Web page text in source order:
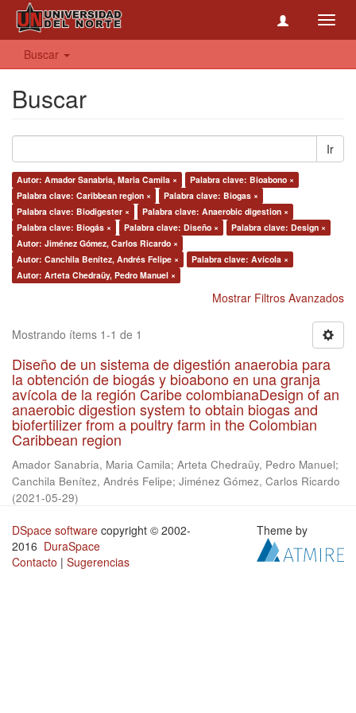
Buscar
Buscar
Ir
Autor: Amador Sanabria, Maria Camila ×
Palabra clave: Bioabono ×
Palabra clave: Caribbean region ×
Palabra clave: Biogas ×
Palabra clave: Biodigester ×
Palabra clave: Anaerobic digestion ×
Palabra clave: Biogás ×
Palabra clave: Diseño ×
Palabra clave: Design ×
Autor: Jiménez Gómez, Carlos Ricardo ×
Autor: Canchila Benítez, Andrés Felipe ×
Palabra clave: Avícola ×
Autor: Arteta Chedraüy, Pedro Manuel ×
Mostrar Filtros Avanzados
Mostrando ítems 1-1 de 1
Diseño de un sistema de digestión anaerobia para
la obtención de biogás y bioabono en una granja
avícola de la región Caribe colombianaDesign of an
anaerobic digestion system to obtain biogas and
biofertilizer from a poultry farm in the Colombian
Caribbean region
Amador Sanabria, Maria Camila; Arteta Chedraüy, Pedro Manuel;
Canchila Benítez, Andrés Felipe; Jiménez Gómez, Carlos Ricardo
(2021-05-29)
DSpace software copyright © 2002-
2016 DuraSpace
Contacto | Sugerencias
Theme by